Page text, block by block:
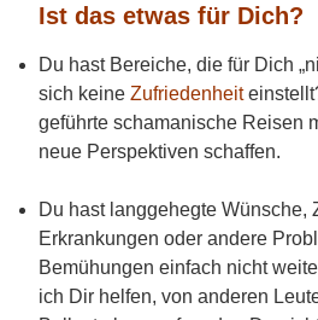
Ist das etwas für Dich?
Du hast Bereiche, die für Dich
sich keine Zufriedenheit
geführte schamanische Reisen
neue Perspektiven schaffen.
Du hast langgehegte Wünsche,
Erkrankungen oder andere
Bemühungen einfach nicht
ich Dir helfen, von anderen